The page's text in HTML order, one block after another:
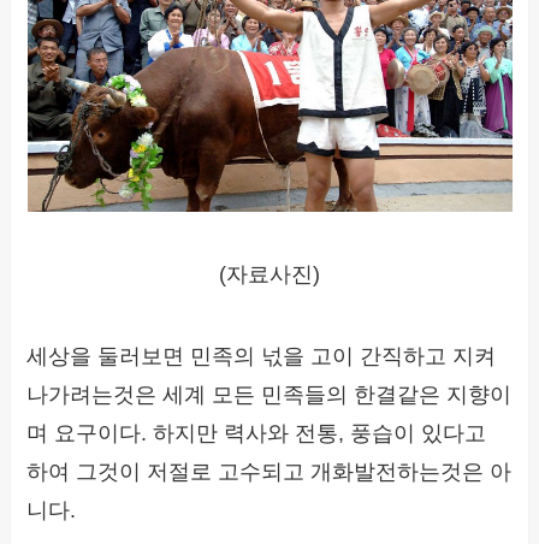
(자료사진)
세상을 둘러보면 민족의 넋을 고이 간직하고 지켜
나가려는것은 세계 모든 민족들의 한결같은 지향이
며 요구이다. 하지만 력사와 전통, 풍습이 있다고
하여 그것이 저절로 고수되고 개화발전하는것은 아
니다.